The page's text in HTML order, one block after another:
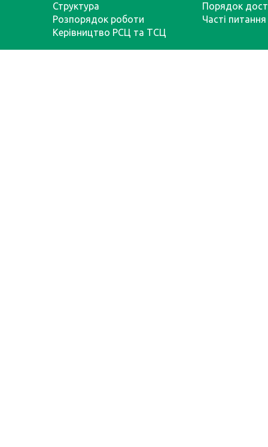
Структура
Розпорядок роботи
Керівництво РСЦ та ТСЦ
Порядок
Часті питання